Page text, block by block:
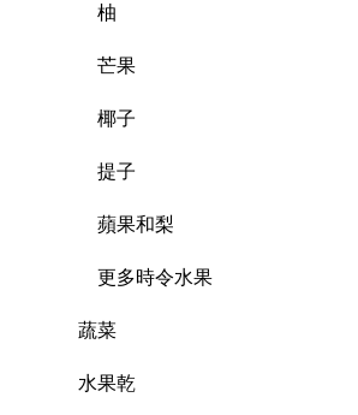
柚
芒果
椰子
提子
蘋果和梨
更多時令水果
蔬菜
水果乾